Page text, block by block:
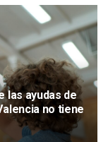
las ayudas de
no tiene